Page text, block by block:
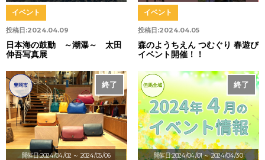
投稿日:2024.04.09
イベント
日本海の鼓動 ～潮瀑～ 太田
伸吾写真展
投稿日:2024.04.05
イベント
森のようちえん つむぐり 春遊び
イベント開催！！
開催日:2024/04/02 ～ 2024/05/06
終了
豊岡市
開催日:2024/04/01～ 2024/04/30
終了
但馬全域